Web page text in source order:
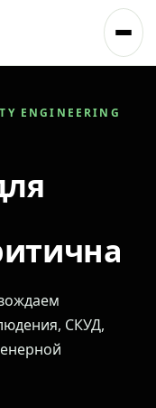
ENGINEERING
СКУД,